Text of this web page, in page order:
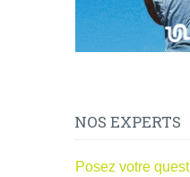
NOS EXPERTS
Posez votre